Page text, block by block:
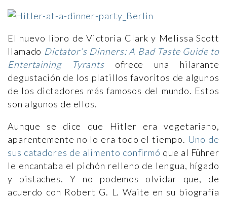
El nuevo libro de Victoria Clark y Melissa Scott
llamado Dictator’s Dinners: A Bad Taste Guide to
Entertaining Tyrants
ofrece una hilarante
degustación de los platillos favoritos de algunos
de los dictadores más famosos del mundo. Estos
son algunos de ellos.
Aunque se dice que Hitler era vegetariano,
aparentemente no lo era todo el tiempo. Uno de
sus catadores de alimento confirmó que al Führer
le encantaba el pichón relleno de lengua, hígado
y pistaches. Y no podemos olvidar que, de
acuerdo con Robert G. L. Waite en su biografía